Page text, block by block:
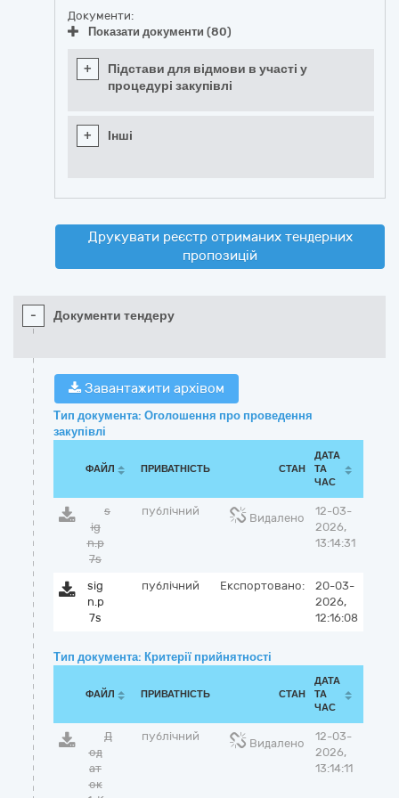
Документи:
Показати документи (80)
+
Підстави для відмови в участі у
процедурі закупівлі
+ Інші
Друкувати реєстр отриманих тендерних
пропозицій
- Документи тендеру
Завантажити архівом
Тип документа: Оголошення про проведення
закупівлі
ФАЙЛ ПРИВАТНІСТЬ СТАН
ДАТА
ТА
ЧАС
s
ig
n.p
7s
публічний
Видалено
12-03-
2026,
13:14:31
sig
n.p
7s
публічний Експортовано:
20-03-
2026,
12:16:08
Тип документа: Критерії прийнятності
ФАЙЛ ПРИВАТНІСТЬ СТАН
ДАТА
ТА
ЧАС
Д
од
ат
ок
публічний
Видалено
12-03-
2026,
13:14:11